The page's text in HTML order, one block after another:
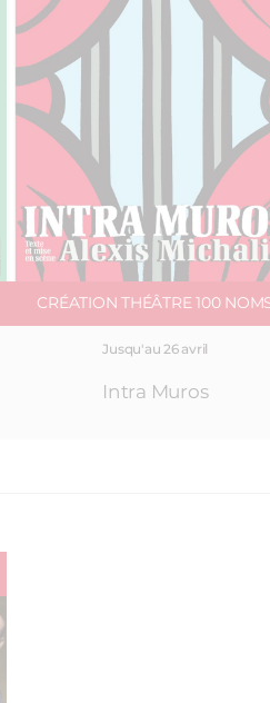
CRÉATION THÉÂTRE 100
Jusqu'au 26 avril
Intra Muros